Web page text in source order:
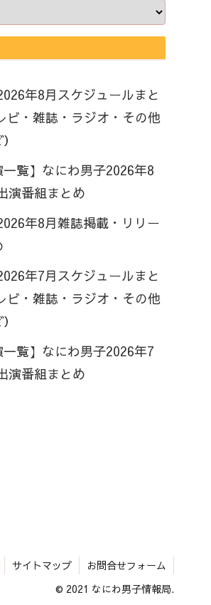
年8月スケジュールまと
ビ・雑誌・ラジオ・その他
一覧】なにわ男子2026年8
演番組まとめ
年8月雑誌掲載・リリー
年7月スケジュールまと
ビ・雑誌・ラジオ・その他
一覧】なにわ男子2026年7
演番組まとめ
サイトマップ
お問合せフォーム
© 2021 なにわ男子情報局.